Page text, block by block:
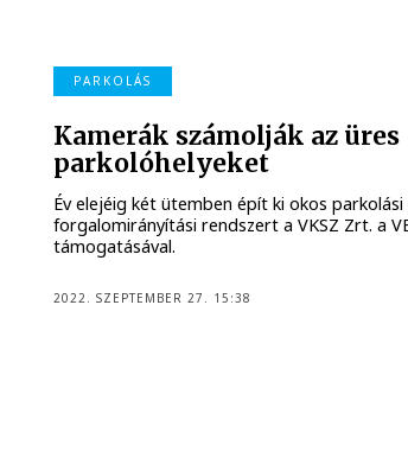
PARKOLÁS
Kamerák számolják az üres
parkolóhelyeket
Év elejéig két ütemben épít ki okos parkolási
forgalomirányítási rendszert a VKSZ Zrt. a
támogatásával.
2022. SZEPTEMBER 27. 15:38